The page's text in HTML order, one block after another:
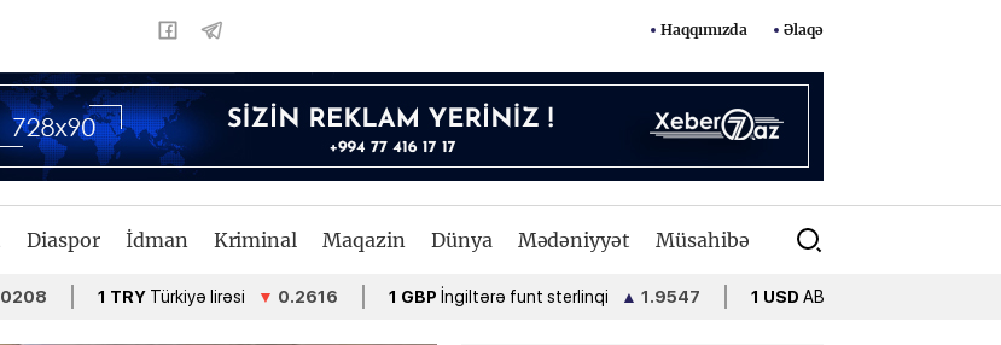
Haqqımızda Əlaqə
Diaspor İdman Kriminal Maqazin Dünya Mədəniyyət Müsahibə
1 TRY Türkiyə lirəsi ▼0.2616 1 GBP İngiltərə funt sterlinqi ▲1.9547 1 USD ABŞ dolları